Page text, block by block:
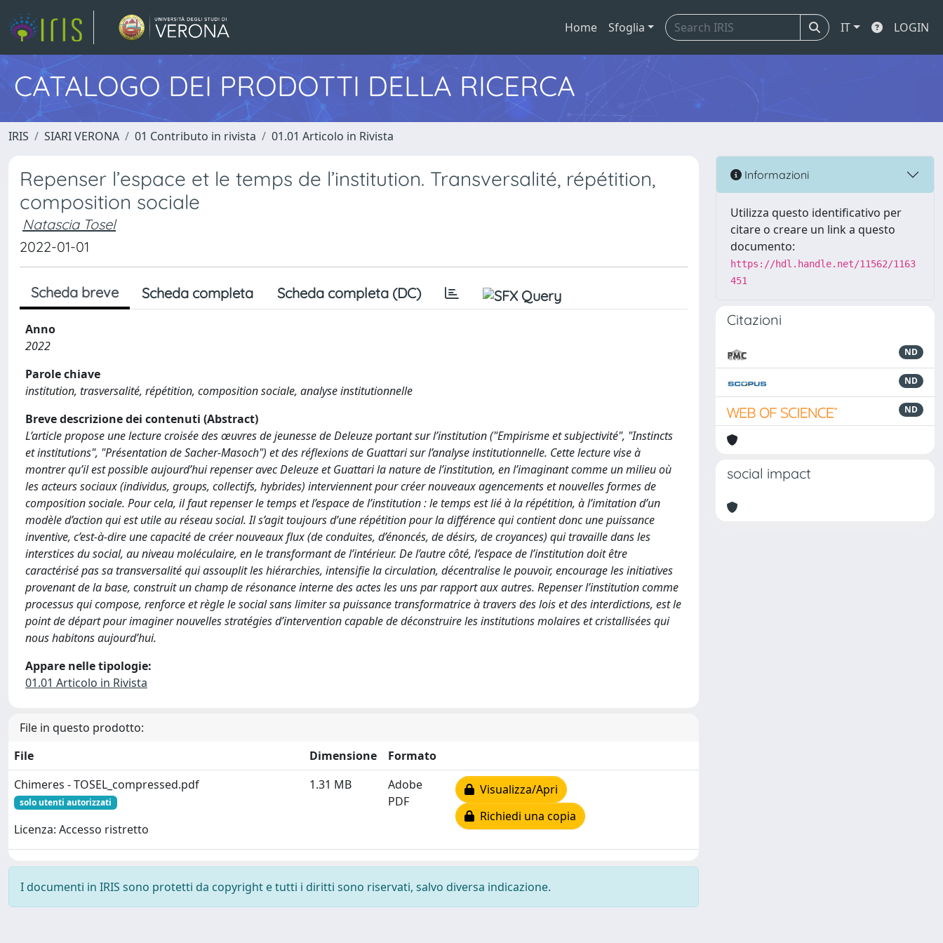
Home Sfoglia IT LOGIN
CATALOGO DEI PRODOTTI DELLA RICERCA
IRIS SIARI VERONA 01 Contributo in rivista 01.01 Articolo in Rivista
Repenser l’espace et le temps de l’institution. Transversalité, répétition,
composition sociale
Natascia Tosel
2022-01-01
Scheda breve Scheda completa Scheda completa (DC)
Anno
2022
Parole chiave
institution, trasversalité, répétition, composition sociale, analyse institutionnelle
Breve descrizione dei contenuti (Abstract)
L’article propose une lecture croisée des œuvres de jeunesse de Deleuze portant sur l’institution ("Empirisme et subjectivité", "Instincts
et institutions", "Présentation de Sacher-Masoch") et des réflexions de Guattari sur l’analyse institutionnelle. Cette lecture vise à
montrer qu’il est possible aujourd’hui repenser avec Deleuze et Guattari la nature de l’institution, en l’imaginant comme un milieu où
les acteurs sociaux (individus, groups, collectifs, hybrides) interviennent pour créer nouveaux agencements et nouvelles formes de
composition sociale. Pour cela, il faut repenser le temps et l’espace de l’institution : le temps est lié à la répétition, à l’imitation d’un
modèle d’action qui est utile au réseau social. Il s’agit toujours d’une répétition pour la différence qui contient donc une puissance
inventive, c’est-à-dire une capacité de créer nouveaux flux (de conduites, d’énoncés, de désirs, de croyances) qui travaille dans les
interstices du social, au niveau moléculaire, en le transformant de l’intérieur. De l’autre côté, l’espace de l’institution doit être
caractérisé pas sa transversalité qui assouplit les hiérarchies, intensifie la circulation, décentralise le pouvoir, encourage les initiatives
provenant de la base, construit un champ de résonance interne des actes les uns par rapport aux autres. Repenser l’institution comme
processus qui compose, renforce et règle le social sans limiter sa puissance transformatrice à travers des lois et des interdictions, est le
point de départ pour imaginer nouvelles stratégies d’intervention capable de déconstruire les institutions molaires et cristallisées qui
nous habitons aujourd’hui.
Appare nelle tipologie:
01.01 Articolo in Rivista
File in questo prodotto:
File
Dimensione
Formato
Chimeres - TOSEL_compressed.pdf
solo utenti autorizzati
Licenza: Accesso ristretto
1.31 MB
Adobe
PDF
Visualizza/Apri
Richiedi una copia
I documenti in IRIS sono protetti da copyright e tutti i diritti sono riservati, salvo diversa indicazione.
Informazioni
Utilizza questo identificativo per
citare o creare un link a questo
documento:
https://hdl.handle.net/11562/1163
451
Citazioni
ND
ND
ND
social impact